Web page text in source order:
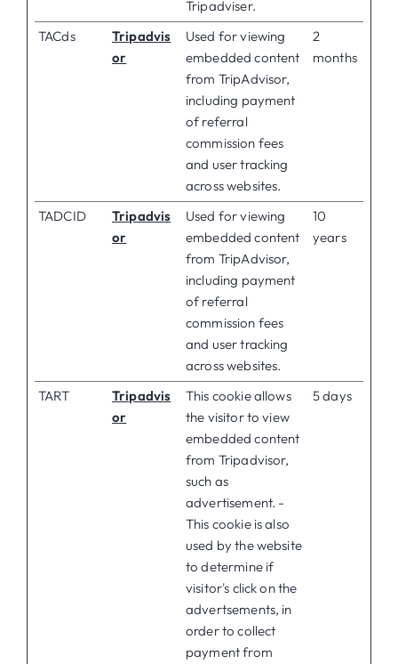
Tripadviser.
TACds
Tripadvis
or
Used for viewing
embedded content
from TripAdvisor,
including payment
of referral
commission fees
and user tracking
across websites.
2
months
TADCID
Tripadvis
or
Used for viewing
embedded content
from TripAdvisor,
including payment
of referral
commission fees
and user tracking
across websites.
10
years
TART
Tripadvis
or
This cookie allows
the visitor to view
embedded content
from Tripadvisor,
such as
advertisement. -
This cookie is also
used by the website
to determine if
visitor's click on the
advertsements, in
order to collect
payment from
5 days